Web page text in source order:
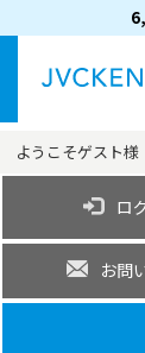
ようこそゲスト様
ロ
お問